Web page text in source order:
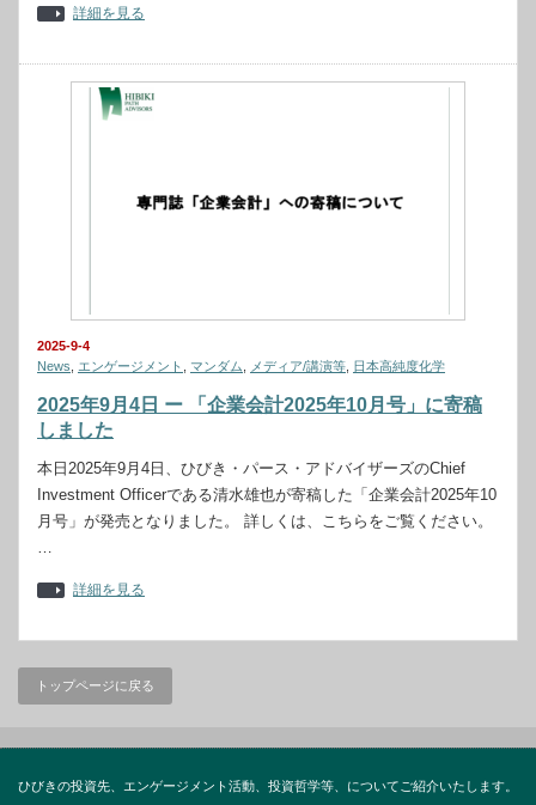
詳細を見る
2025-9-4
News
エンゲージメント マンダム メディア/講演等 日本高純度化学
2025年9月4日 ー 「企業会計2025年10月号」に寄稿
しました
本日2025年9月4日、ひびき・パース・アドバイザーズのChief
Investment Officerである清水雄也が寄稿した「企業会計2025年10
月号」が発売となりました。 詳しくは、こちらをご覧ください。
…
詳細を見る
トップページに戻る
ひびきの投資先、エンゲージメント活動、投資哲学等、についてご紹介いたします。